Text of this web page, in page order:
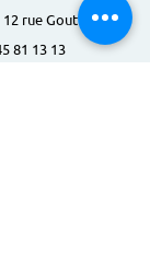
rue Gouthière |
81 13 13